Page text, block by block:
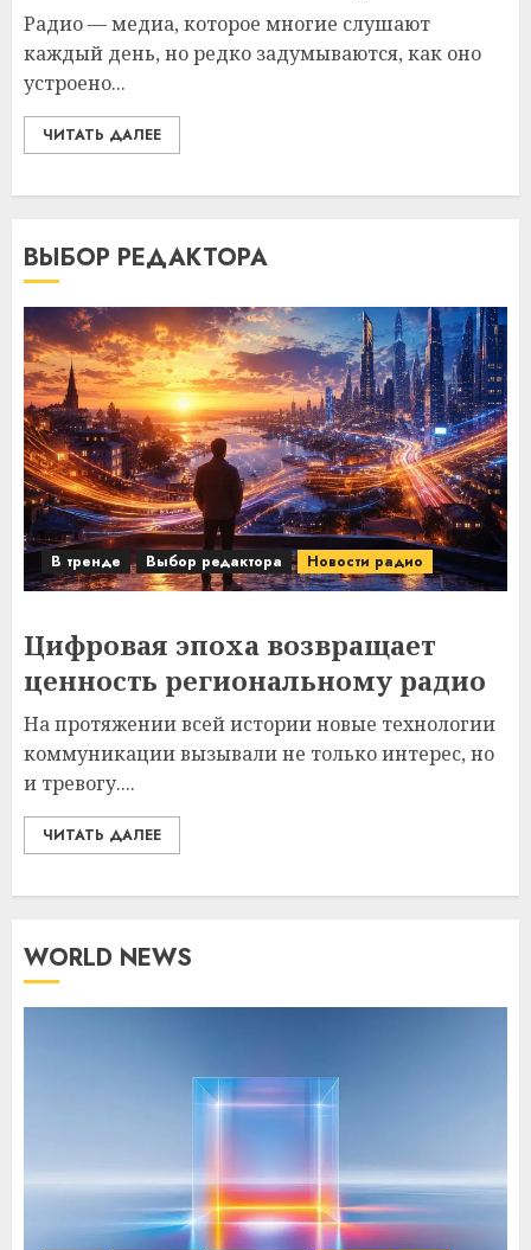
Радио — медиа, которое многие слушают
каждый день, но редко задумываются, как оно
устроено...
ЧИТАТЬ ДАЛЕЕ
ВЫБОР РЕДАКТОРА
В тренде Выбор редактора Новости радио
Цифровая эпоха возвращает
ценность региональному радио
На протяжении всей истории новые технологии
коммуникации вызывали не только интерес, но
и тревогу....
ЧИТАТЬ ДАЛЕЕ
WORLD NEWS